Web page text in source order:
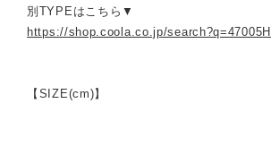
別TYPEはこちら▼
https://shop.coola.co.jp/search?q=47005H
【SIZE(cm)】